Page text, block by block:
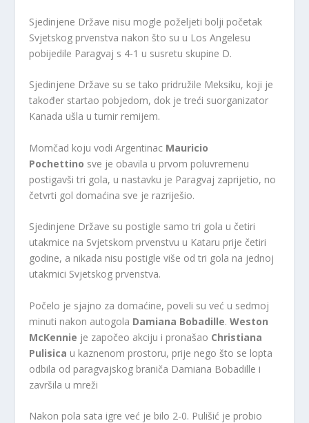
Sjedinjene Države nisu mogle poželjeti bolji početak
Svjetskog prvenstva nakon što su u Los Angelesu
pobijedile Paragvaj s 4-1 u susretu skupine D.
Sjedinjene Države su se tako pridružile Meksiku, koji je
također startao pobjedom, dok je treći suorganizator
Kanada ušla u turnir remijem.
Momčad koju vodi Argentinac Mauricio
Pochettino sve je obavila u prvom poluvremenu
postigavši tri gola, u nastavku je Paragvaj zaprijetio, no
četvrti gol domaćina sve je razriješio.
Sjedinjene Države su postigle samo tri gola u četiri
utakmice na Svjetskom prvenstvu u Kataru prije četiri
godine, a nikada nisu postigle više od tri gola na jednoj
utakmici Svjetskog prvenstva.
Počelo je sjajno za domaćine, poveli su već u sedmoj
minuti nakon autogola Damiana Bobadille.Weston
McKennie je započeo akciju i pronašao Christiana
Pulisica u kaznenom prostoru, prije nego što se lopta
odbila od paragvajskog braniča Damiana Bobadille i
završila u mreži
Nakon pola sata igre već je bilo 2-0. Pulišić je probio